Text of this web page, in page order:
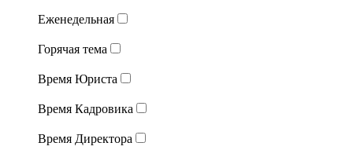
Еженедельная
Горячая тема
Время Юриста
Время Кадровика
Время Директора